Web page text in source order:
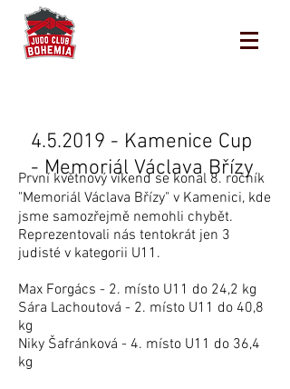
4.5.2019 - Kamenice Cup
- Memoriál Václava Břízy
První květnový víkend se konal 8. ročník
"Memoriál Václava Břízy" v Kamenici, kde
jsme samozřejmě nemohli chybět.
Reprezentovali nás tentokrát jen 3
judisté v kategorii U11.
Max Forgács - 2. místo U11 do 24,2 kg
Sára Lachoutová - 2. místo U11 do 40,8
kg
Niky Šafránková - 4. místo U11 do 36,4
kg